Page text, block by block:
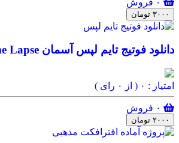
۳۰۰۰ تومان
دانلود فوتیج تایم لپس آسمان Milky Way Time Lapse
امتیاز : ۰ ( از ۰ رای )
۲۰۰۰ تومان